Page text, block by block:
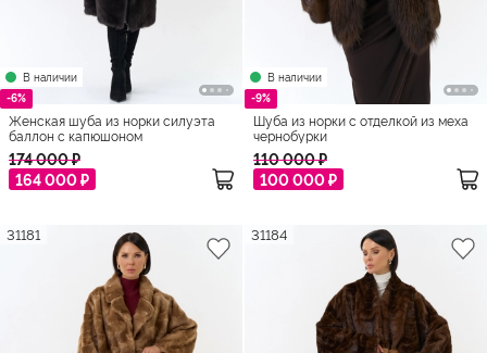
В наличии
-6%
Женская шуба из норки силуэта
баллон с капюшоном
174 000 ₽
164 000 ₽
В наличии
-9%
Шуба из норки с отделкой из меха
чернобурки
110 000 ₽
100 000 ₽
31181 31184